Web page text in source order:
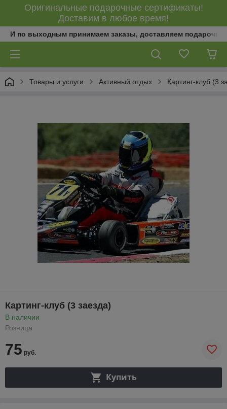
Оригинальные подарочные сертификаты!
Доставим в любое время!
И по выходным принимаем заказы, доставляем
Товары и услуги Активный отдых Картинг-клуб (3
Картинг-клуб (3 заезда)
В наличии
Розница
75 руб.
Купить